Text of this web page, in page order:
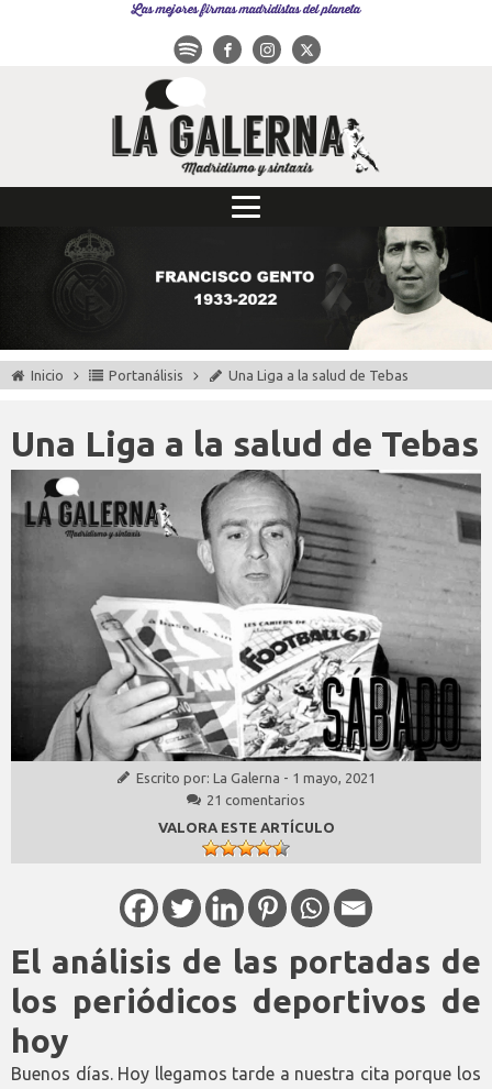
Las mejores firmas madridistas del planeta
Inicio Portanálisis Una Liga a la salud de Tebas
Una Liga a la salud de Tebas
Escrito por: La Galerna - 1 mayo, 2021
21 comentarios
VALORA ESTE ARTÍCULO
El análisis de las portadas de
los periódicos deportivos de
hoy
Buenos días. Hoy llegamos tarde a nuestra cita porque los